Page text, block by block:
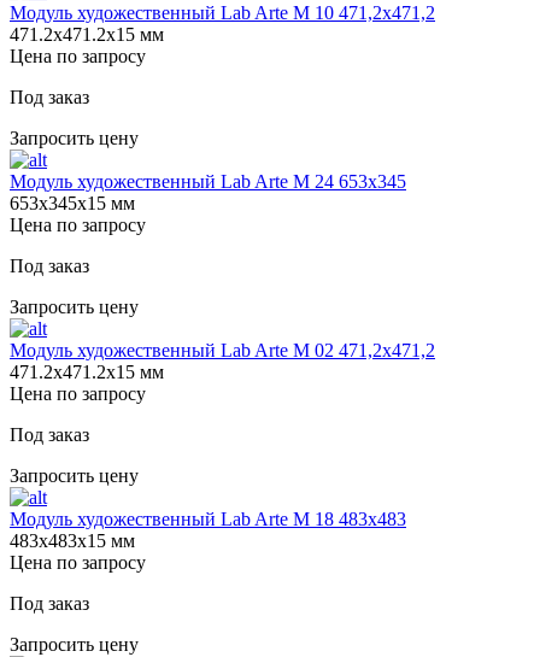
Модуль художественный Lab Arte М 10 471,2х471,2
471.2х471.2х15 мм
Цена по запросу
Под заказ
Запросить цену
Модуль художественный Lab Arte М 24 653х345
653х345х15 мм
Цена по запросу
Под заказ
Запросить цену
Модуль художественный Lab Arte М 02 471,2х471,2
471.2х471.2х15 мм
Цена по запросу
Под заказ
Запросить цену
Модуль художественный Lab Arte М 18 483х483
483х483х15 мм
Цена по запросу
Под заказ
Запросить цену